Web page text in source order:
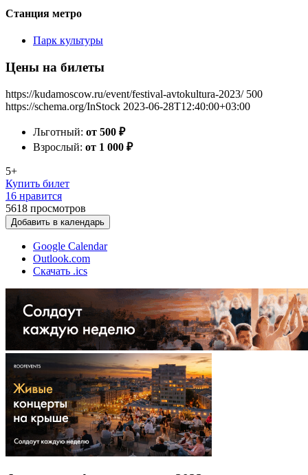
Станция метро
Парк культуры
Цены на билеты
https://kudamoscow.ru/event/festival-avtokultura-2023/ 500
https://schema.org/InStock 2023-06-28T12:40:00+03:00
Льготный: от 500 ₽
Взрослый: от 1 000 ₽
5+
Купить билет
16 нравится
5618 просмотров
Добавить в календарь
Google Calendar
Outlook.com
Скачать .ics